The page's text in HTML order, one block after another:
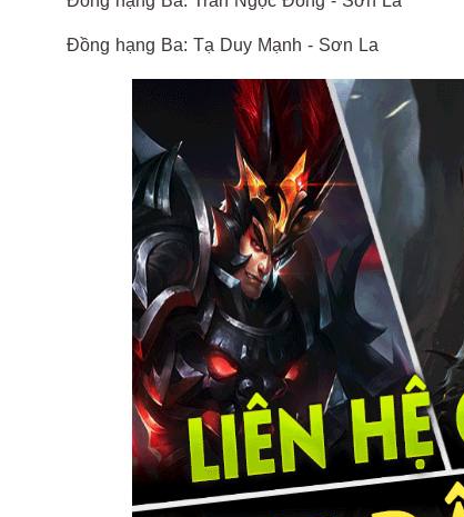
Đồng hạng Ba: Tạ Duy Mạnh - Sơn La